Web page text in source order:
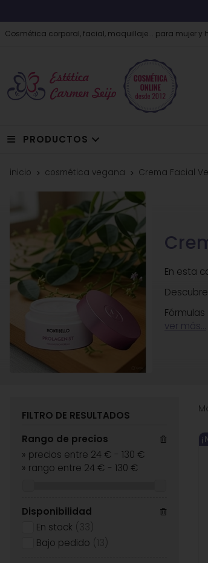
Cosmética corporal, facial, maquillaje... para mujer y
PRODUCTOS
inicio cosmética vegana Crema Facial
En esta
Fórmulas
ver más...
FILTRO DE RESULTADOS
Rango de precios
» precios entre 24 € - 130 €
» rango entre 24 € - 130 €
Disponibilidad
En stock (33)
Bajo pedido (13)